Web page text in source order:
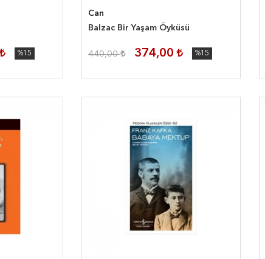
%15
Can
Balzac Bir Yaşam Öyküsü
440,00 374,00 %15